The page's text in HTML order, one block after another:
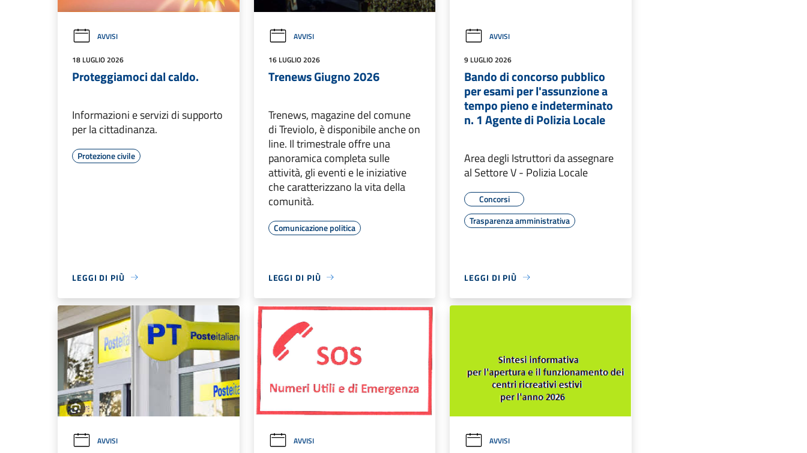
AVVISI
18 LUGLIO 2026
Proteggiamoci dal caldo.
Informazioni e servizi di supporto
per la cittadinanza.
Protezione civile
LEGGI DI PIÙ
AVVISI
16 LUGLIO 2026
Trenews Giugno 2026
Trenews, magazine del comune
di Treviolo, è disponibile anche on
line. Il trimestrale offre una
panoramica completa sulle
attività, gli eventi e le iniziative
che caratterizzano la vita della
comunità.
Comunicazione politica
LEGGI DI PIÙ
AVVISI
9 LUGLIO 2026
Bando di concorso pubblico
per esami per l'assunzione a
tempo pieno e indeterminato
n. 1 Agente di Polizia Locale
Area degli Istruttori da assegnare
al Settore V - Polizia Locale
Concorsi
Trasparenza amministrativa
LEGGI DI PIÙ
AVVISI AVVISI AVVISI